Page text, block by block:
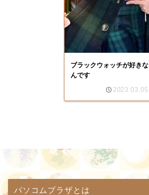
ブラックウォッチが好きな
んです
2023.03.05
パソコムプラザとは